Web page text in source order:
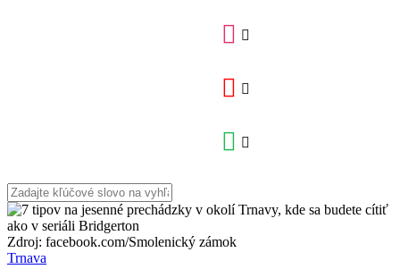
Zdroj: facebook.com/Smolenický zámok
Trnava